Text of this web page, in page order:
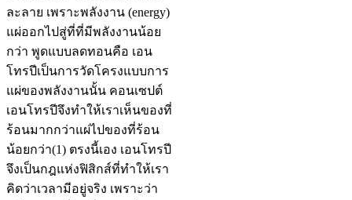
ละลาย เพราะพลังงาน (energy)
แผ่ออกไปสู่ที่ที่มีพลังงานน้อย
กว่า พูดแบบลดทอนคือ เอน
โทรปีเป็นการวัดโครงแบบการ
แผ่ของพลังงานนั้น คอนเซปต์
เอนโทรปีจึงทำให้เราเห็นของที่
ร้อนมากกว่าแผ่ไปของที่ร้อน
น้อยกว่า(1) ตรงนี้เอง เอนโทรปี
จึงเป็นกฎแห่งฟิสิกส์ที่ทำให้เรา
คิดว่าเวลามีอยู่จริง เพราะว่า